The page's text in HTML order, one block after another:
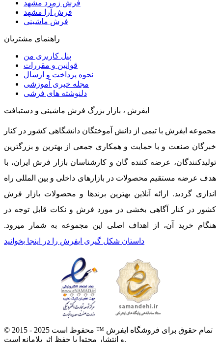
فرش زمرد مشهد
فرش آرا مشهد
فرش ماشینی
راهنمای مشتریان
پنل کاربری من
قوانین و مقررات
نحوه پرداخت و ارسال
مجله خبری آموزشی
دلنوشته های فرشی
ایفرش ، بازار بزرگ فرش ماشینی و دستبافت
مجموعه ایفرش با تیمی از دانش آموختگان دانشگاهی کشور در کنار
خبرگان صنعت و با حمایت و همکاری جمعی از بهترین و بزرگترین
تولیدکنندگان، عرضه کننده گان و کارشناسان بازار فرش ایران، با
هدف عرضه مستقیم محصولات در بازارهای داخلی و بین المللی راه
اندازی گردید. ارائه آنلاین بهترین برندها و محصولات بازار فرش
کشور در کنار آگاهی بخشی در مورد فرش و نکات قابل توجه در
هنگام خرید آن، از اهداف اصلی این مجموعه به شمار میرود.
داستان شکل گیری ایفرش را در اینجا بخوانید
© 2015 - 2025 تمام حقوق برای فروشگاه ایفرش ™ محفوظ است
و انتشار محتوا با حفظ اثر بلامانع است.